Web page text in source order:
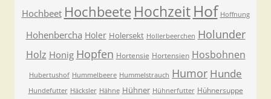
Hochbeet Hochbeete Hochzeit Hof Hoffnung
Hohenbercha Holer Holersekt Hollerbeerchen Holunder
Holz Honig Hopfen Hortensie Hortensien Hosbohnen
Hubertushof Hummelbeere Hummelstrauch Humor Hunde
Hundefutter Häcksler Hähne Hühner Hühnerfutter Hühnersuppe